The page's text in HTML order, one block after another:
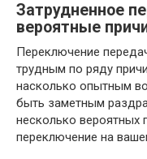
Затрудненное
вероятные
Переключение
трудным по ряду
насколько опытным
быть заметным
несколько вероятных
переключение на